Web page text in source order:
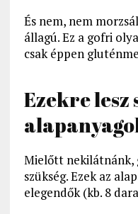
És nem, nem
állagú. Ez a gofri
csak éppen
Ezekre lesz
Mielőtt nekilátnánk,
szükség. Ezek az
elegendők (kb. 8